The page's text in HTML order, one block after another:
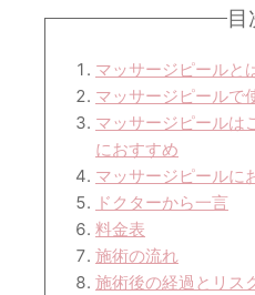
目
マッサージピールと
マッサージピールで
マッサージピールは
におすすめ
マッサージピールに
ドクターから一言
料金表
施術の流れ
施術後の経過とリス